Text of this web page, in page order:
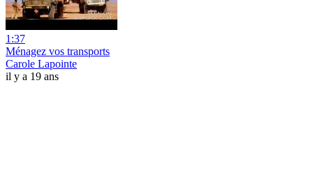
1:37
Ménagez vos transports
Carole Lapointe
il y a 19 ans